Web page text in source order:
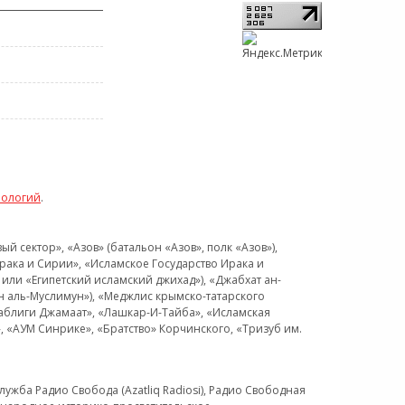
.
«Азов» (батальон «Азов», полк «Азов»),
и Сирии», «Исламское Государство Ирака и
«Египетский исламский джихад»), «Джабхат ан-
Муслимун»), «Меджлис крымско-татарского
Джамаат», «Лашкар-И-Тайба», «Исламская
Синрике», «Братство» Корчинского, «Тризуб им.
Радио Свобода (Azatliq Radiosi), Радио Свободная